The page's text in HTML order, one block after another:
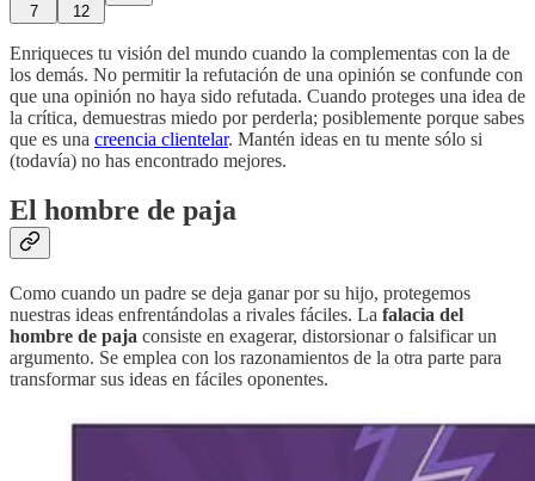
7 12
Enriqueces tu visión del mundo cuando la complementas con la de
los demás. No permitir la refutación de una opinión se confunde con
que una opinión no haya sido refutada. Cuando proteges una idea de
la crítica, demuestras miedo por perderla; posiblemente porque sabes
que es una creencia clientelar. Mantén ideas en tu mente sólo si
(todavía) no has encontrado mejores.
El hombre de paja
Como cuando un padre se deja ganar por su hijo, protegemos
nuestras ideas enfrentándolas a rivales fáciles. La falacia del
hombre de paja consiste en exagerar, distorsionar o falsificar un
argumento. Se emplea con los razonamientos de la otra parte para
transformar sus ideas en fáciles oponentes.